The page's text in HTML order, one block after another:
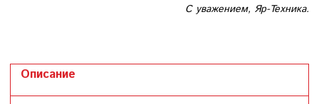
С уважением, Яр-Техника.
Описание